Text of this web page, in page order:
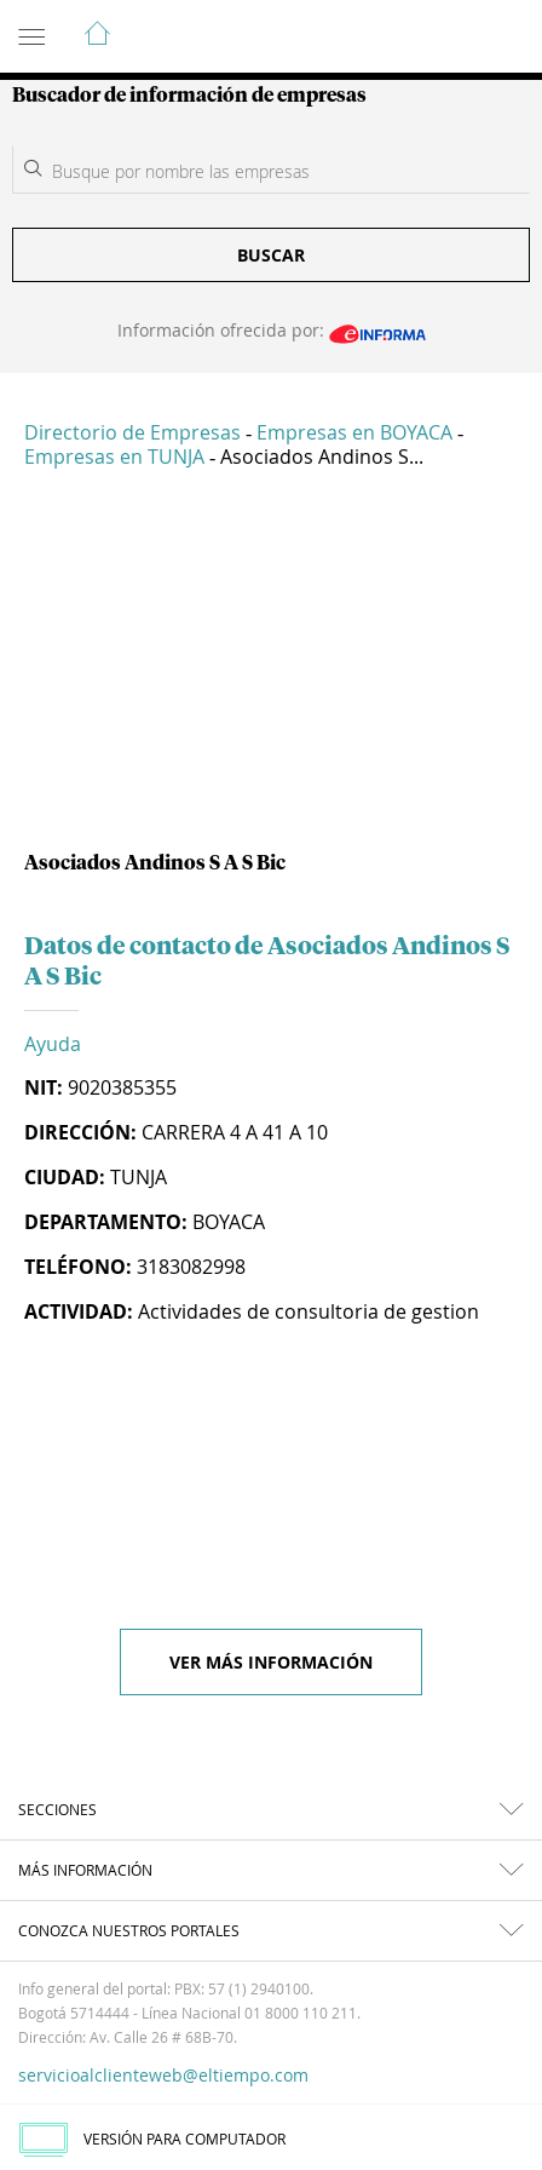
Guía de Empresas Colombianas
Buscador de información de empresas
BUSCAR
Información ofrecida por:
Directorio de Empresas - Empresas en BOYACA -
Empresas en TUNJA - Asociados Andinos S...
Asociados Andinos S A S Bic
Datos de contacto de Asociados Andinos S
A S Bic
Ayuda
NIT: 9020385355
DIRECCIÓN: CARRERA 4 A 41 A 10
CIUDAD: TUNJA
DEPARTAMENTO: BOYACA
TELÉFONO: 3183082998
ACTIVIDAD: Actividades de consultoria de gestion
VER MÁS INFORMACIÓN
SECCIONES
MÁS INFORMACIÓN
CONOZCA NUESTROS PORTALES
Info general del portal: PBX: 57 (1) 2940100.
Bogotá 5714444 - Línea Nacional 01 8000 110 211.
Dirección: Av. Calle 26 # 68B-70.
servicioalclienteweb@eltiempo.com
VERSIÓN PARA COMPUTADOR